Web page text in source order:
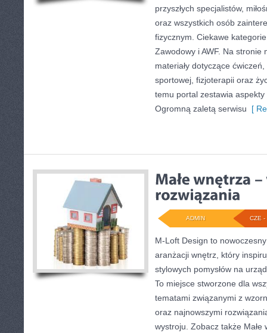
przyszłych specjalistów,
oraz wszystkich osób
fizycznym. Ciekawe
Zawodowy i AWF. Na
materiały dotyczące
sportowej, fizjoterapii oraz
temu portal zestawia
Ogromną zaletą serwisu [
CZE -
ADMIN
M-Loft Design to
aranżacji wnętrz, który
stylowych pomysłów na
To miejsce stworzone dla
tematami związanymi z
oraz najnowszymi
wystroju. Zobacz także Małe